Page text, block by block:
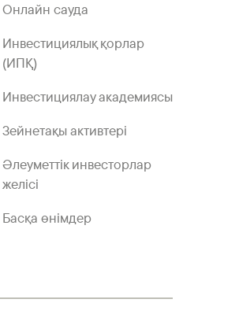
Онлайн сауда
Инвестициялық қорлар
(ИПҚ)
Инвестициялау академиясы
Зейнетақы активтері
Әлеуметтік инвесторлар
желісі
Басқа өнімдер